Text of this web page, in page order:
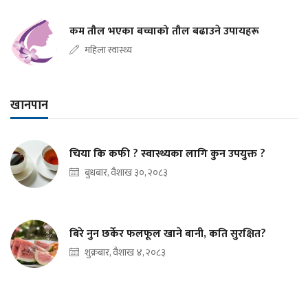
कम तौल भएका बच्चाको तौल बढाउने उपायहरू
महिला स्वास्थ्य
खानपान
चिया कि कफी ? स्वास्थ्यका लागि कुन उपयुक्त ?
बुधबार, वैशाख ३०, २०८३
बिरे नुन छर्केर फलफूल खाने बानी, कति सुरक्षित?
शुक्रबार, वैशाख ४, २०८३